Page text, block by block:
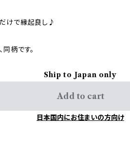
けで縁起良し♪
柄です。
Ship to Japan only
Add to cart
日本国内にお住まいの方向け